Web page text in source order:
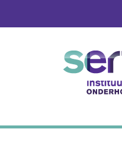
content